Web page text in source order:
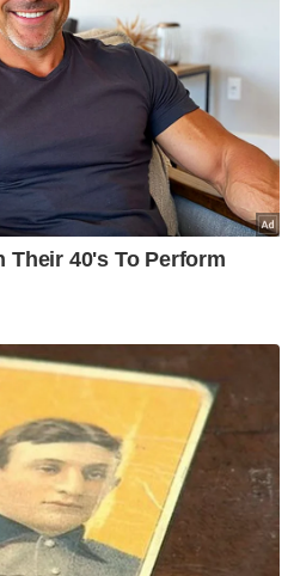
tempoh 24 jam dan
ibunya kembali
tersebut.
selepas dia
agar tidak
melawan dan degil,"
bawa anak ke balai polis
tutup balai polis' -
Harian. Klik di sini!